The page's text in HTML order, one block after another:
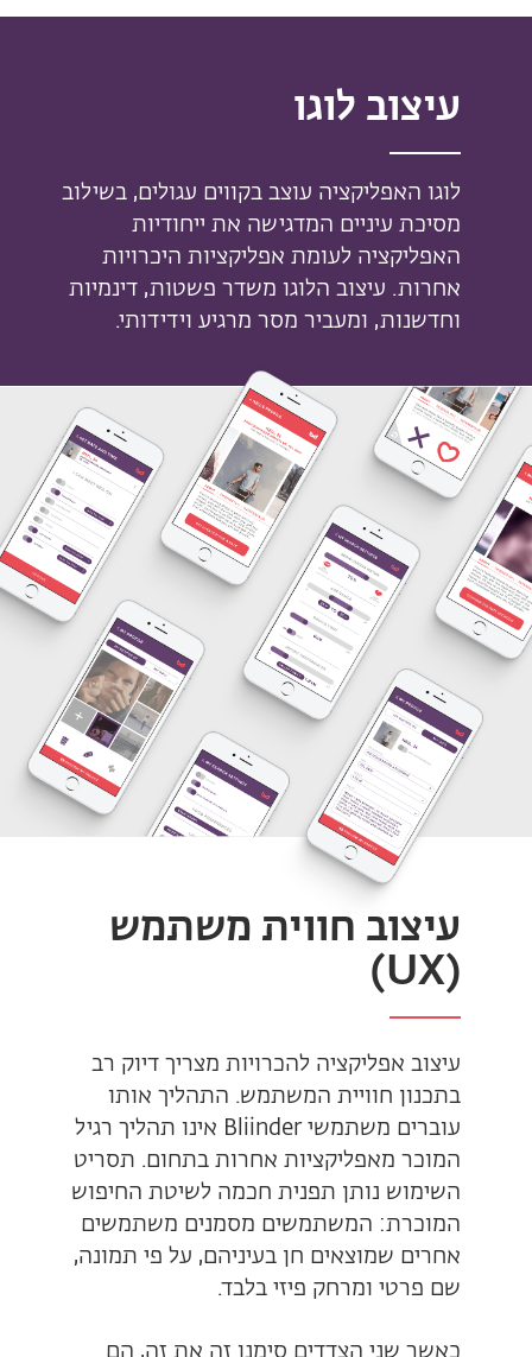
עיצוב לוגו
לוגו האפליקציה עוצב בקווים עגולים, בשילוב
מסיכת עיניים המדגישה את ייחודיות
האפליקציה לעומת אפליקציות היכרויות
אחרות. עיצוב הלוגו משדר פשטות, דינמיות
וחדשנות, ומעביר מסר מרגיע וידידותי.
עיצוב חווית משתמש
(UX)
עיצוב אפליקציה להכרויות מצריך דיוק רב
בתכנון חוויית המשתמש. התהליך אותו
עוברים משתמשי Bliinder אינו תהליך רגיל
המוכר מאפליקציות אחרות בתחום. תסריט
השימוש נותן תפנית חכמה לשיטת החיפוש
המוכרת: המשתמשים מסמנים משתמשים
אחרים שמוצאים חן בעיניהם, על פי תמונה,
שם פרטי ומרחק פיזי בלבד.
כאשר שני הצדדים סימנו זה את זה, הם